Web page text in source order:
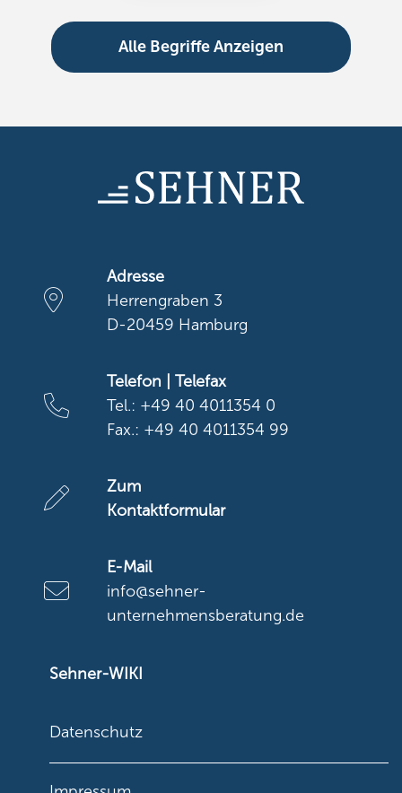
Alle Begriffe Anzeigen
Adresse
Herrengraben 3
D-20459 Hamburg
Telefon | Telefax
Tel.: +49 40 4011354 0
Fax.: +49 40 4011354 99
Zum
Kontaktformular
E-Mail
info@sehner-
unternehmensberatung.de
Sehner-WIKI
Datenschutz